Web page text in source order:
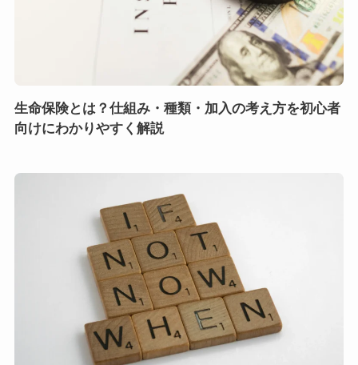
生命保険とは？仕組み・種類・加入の考え方を初心者
向けにわかりやすく解説